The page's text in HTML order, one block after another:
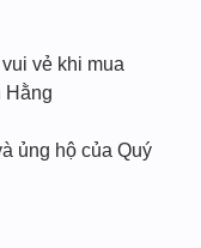
vẻ khi mua
Hằng
ủng hộ của Quý